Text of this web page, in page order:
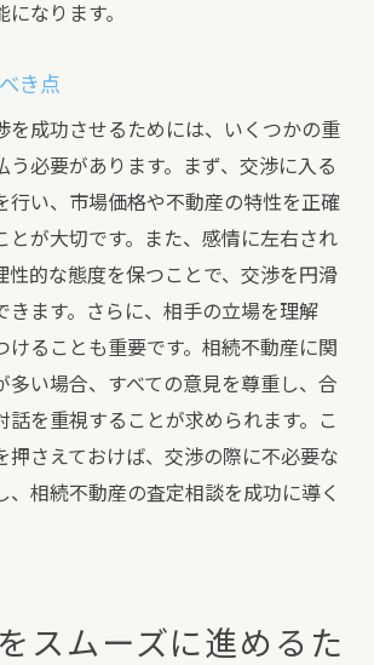
なります。
き点
を成功させるためには、いくつかの重
う必要があります。まず、交渉に入る
行い、市場価格や不動産の特性を正確
とが大切です。また、感情に左右され
性的な態度を保つことで、交渉を円滑
きます。さらに、相手の立場を理解
けることも重要です。相続不動産に関
多い場合、すべての意見を尊重し、合
話を重視することが求められます。こ
押さえておけば、交渉の際に不必要な
、相続不動産の査定相談を成功に導く
スムーズに進めるた